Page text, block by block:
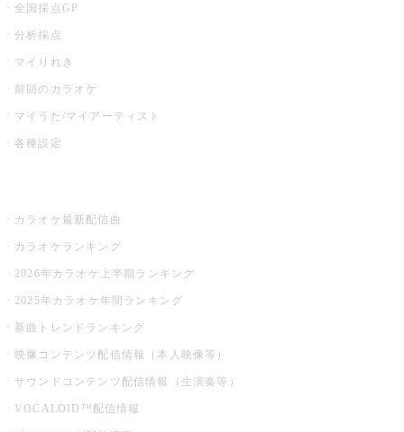
全国採点GP
分析採点
マイりれき
前回のカラオケ
マイうた/マイアーティスト
各種設定
カラオケ最新配信曲
カラオケランキング
2026年カラオケ上半期ランキング
2025年カラオケ年間ランキング
新曲トレンドランキング
映像コンテンツ配信情報（本人映像等）
サウンドコンテンツ配信情報（生演奏等）
VOCALOID™配信情報